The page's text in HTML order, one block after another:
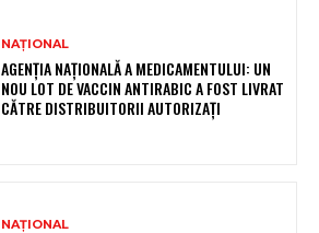
NAȚIONAL
AGENȚIA NAȚIONALĂ A MEDICAMENTULUI: UN
NOU LOT DE VACCIN ANTIRABIC A FOST LIVRAT
CĂTRE DISTRIBUITORII AUTORIZAȚI
NAȚIONAL